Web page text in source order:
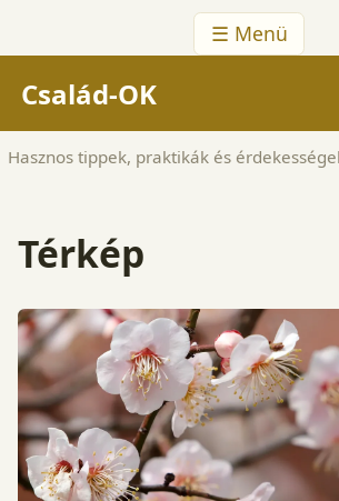
☰ Menü
Család-OK
Hasznos tippek, praktikák és
Térkép